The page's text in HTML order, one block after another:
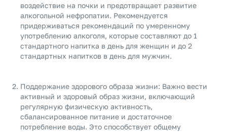
воздействие на почки и предотвращает развитие
алкогольной нефропатии. Рекомендуется
придерживаться рекомендаций по умеренному
употреблению алкоголя, которые составляют до 1
стандартного напитка в день для женщин и до 2
стандартных напитков в день для мужчин.
Поддержание здорового образа жизни: Важно вести
активный и здоровый образ жизни, включающий
регулярную физическую активность,
сбалансированное питание и достаточное
потребление воды. Это способствует общему